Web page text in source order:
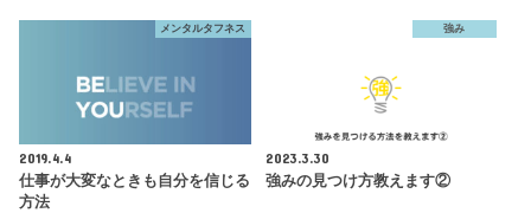
メンタルタフネス
2019.4.4
仕事が大変なときも自分を信じる
方法
強み
2023.3.30
強みの見つけ方教えます②